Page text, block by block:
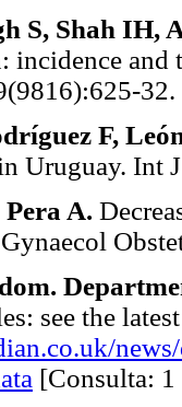
S, Shah IH,
incidence
32.
F,
Uruguay. Int
A.
see the
[Consulta: 1